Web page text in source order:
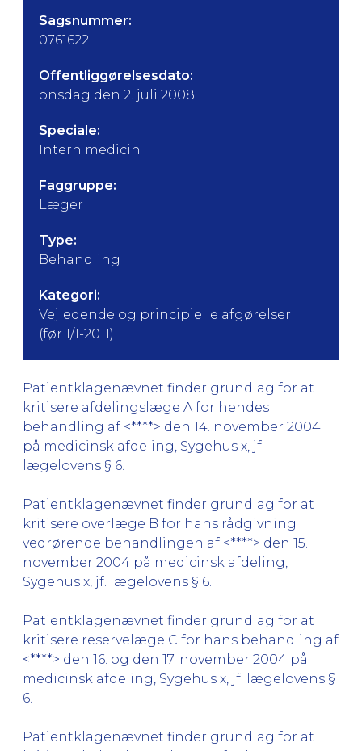
Sagsnummer:
0761622
Offentliggørelsesdato:
onsdag den 2. juli 2008
Speciale:
Intern medicin
Faggruppe:
Læger
Type:
Behandling
Kategori:
Vejledende og principielle afgørelser
(før 1/1-2011)
Patientklagenævnet finder grundlag for at
kritisere afdelingslæge A for hendes
behandling af <****> den 14. november 2004
på medicinsk afdeling, Sygehus x, jf.
lægelovens § 6.
Patientklagenævnet finder grundlag for at
kritisere overlæge B for hans rådgivning
vedrørende behandlingen af <****> den 15.
november 2004 på medicinsk afdeling,
Sygehus x, jf. lægelovens § 6.
Patientklagenævnet finder grundlag for at
kritisere reservelæge C for hans behandling af
<****> den 16. og den 17. november 2004 på
medicinsk afdeling, Sygehus x, jf. lægelovens §
6.
Patientklagenævnet finder grundlag for at